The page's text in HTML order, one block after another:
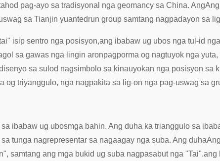
pag-ayo sa tradisyonal nga geomancy sa China. Ang
sa Tianjin yuantedrun group samtang nagpadayon sa
isip sentro nga posisyon,ang ibabaw ug ubos nga tul-id
sa gawas nga lingin aronpagporma og nagtuyok nga
sa sulod nagsimbolo sa kinauyokan nga posisyon sa
og triyanggulo, nga nagpakita sa lig-on nga pag-uswag sa
ibabaw ug ubosmga bahin. Ang duha ka trianggulo sa
tunga nagrepresentar sa nagaagay nga suba. Ang duha
samtang ang mga bukid ug suba nagpasabut nga "Tai".ang